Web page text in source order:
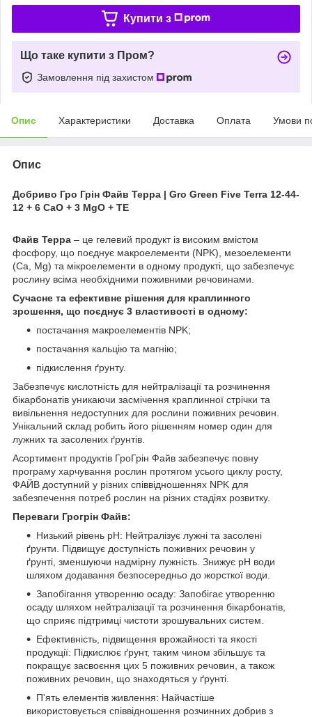
Купити з
Що таке купити з Пром?
Замовлення під захистом
Опис Характеристики Доставка Оплата Умови
Опис
Добриво Гро Грін Файв Терра | Gro Green Five Terra 12-44-
12 + 6 CaO + 3 MgO + TE
Файв Терра – це гелевий продукт із високим вмістом
фосфору, що поєднує макроелементи (NPK), мезоелементи
(Са, Mg) та мікроелементи в одному продукті, що забезпечує
рослину всіма необхідними поживними речовинами.
Сучасне та ефективне рішення для краплинного
зрошення, що поєднує 3 властивості в одному:
постачання макроелементів NPK;
постачання кальцію та магнію;
підкислення ґрунту.
Забезпечує кислотність для нейтралізації та розчинення
бікарбонатів уникаючи засмічення краплинної стрічки та
вивільнення недоступних для рослини поживних речовин.
Унікальний склад робить його рішенням номер один для
лужних та засолених ґрунтів.
Асортимент продуктів ГроГрін Файв забезпечує повну
програму харчування рослин протягом усього циклу росту,
ФАЙВ доступний у різних співвідношеннях NPK для
забезпечення потреб рослин на різних стадіях розвитку.
Переваги Грогрін Файв:
Низький рівень pH: Нейтралізує лужні та засолені
ґрунти. Підвищує доступність поживних речовин у
ґрунті, зменшуючи надмірну лужність. Знижує рН води
шляхом додавання безпосередньо до жорсткої води.
Запобігання утворенню осаду: Запобігає утворенню
осаду шляхом нейтралізації та розчинення бікарбонатів,
що сприяє підтримці чистоти зрошувальних систем.
Ефективність, підвищення врожайності та якості
продукції: Підкислює ґрунт, таким чином збільшує та
покращує засвоєння цих 5 поживних речовин, а також
поживних речовин, що знаходяться у ґрунті.
П'ять елементів живлення: Найчастіше
використовується співвідношення розчинних добрив з